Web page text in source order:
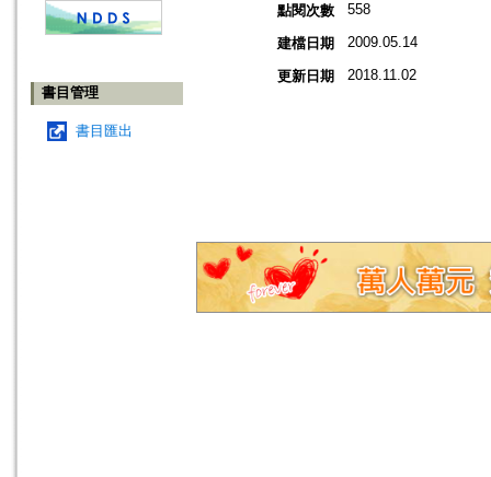
書目管理
書目匯出
點閱次數
558
建檔日期 2009.05.14
更新日期 2018.11.02